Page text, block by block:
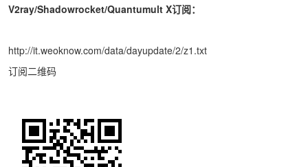
V2ray/Shadowrocket/Quantumult X订阅：
http://it.weoknow.com/data/dayupdate/2/z1.txt
订阅二维码